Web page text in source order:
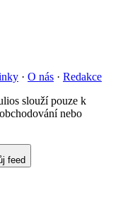
· O nás · Redakce
slouží pouze k
nebo
feed